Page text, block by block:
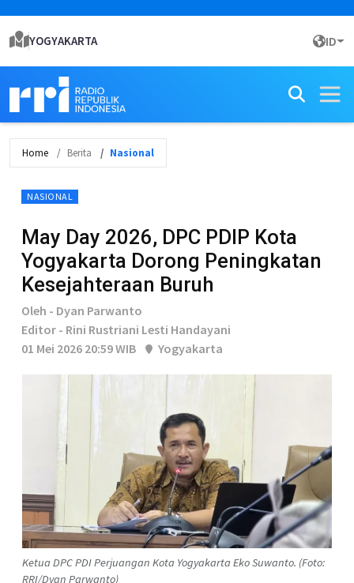
YOGYAKARTA ID
Home Berita Nasional
NASIONAL
May Day 2026, DPC PDIP Kota
Yogyakarta Dorong Peningkatan
Kesejahteraan Buruh
Oleh - Dyan Parwanto
Editor - Rini Rustriani Lesti Handayani
01 Mei 2026 20:59 WIB
Yogyakarta
Ketua DPC PDI Perjuangan Kota Yogyakarta Eko Suwanto. (Foto:
RRI/Dyan Parwanto)